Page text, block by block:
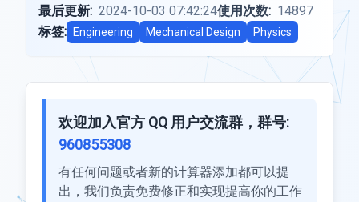
最后更新: 2024-10-03 07:42:24使用次数: 14897
标签:
Engineering Mechanical Design Physics
欢迎加入官方 QQ 用户交流群，群号:
960855308
有任何问题或者新的计算器添加都可以提
出，我们负责免费修正和实现提高你的工作